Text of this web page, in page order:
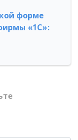
форме
«1С»: